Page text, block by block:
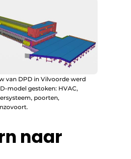
van DPD in Vilvoorde werd
model gestoken: HVAC,
poorten,
naar